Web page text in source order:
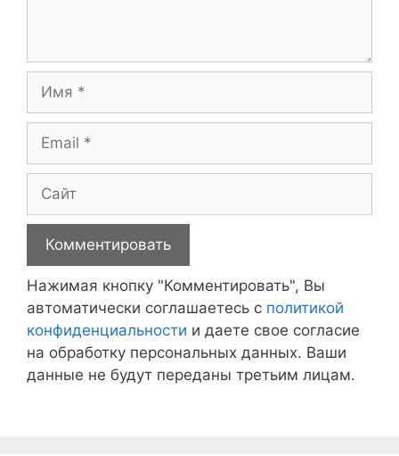
Имя
Email
Сайт
Нажимая кнопку "Комментировать", Вы
автоматически соглашаетесь с политикой
конфиденциальности и даете свое согласие
на обработку персональных данных. Ваши
данные не будут переданы третьим лицам.